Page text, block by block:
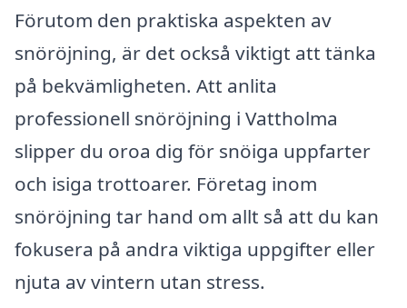
Förutom den praktiska aspekten av
snöröjning, är det också viktigt att tänka
på bekvämligheten. Att anlita
professionell snöröjning i Vattholma
slipper du oroa dig för snöiga uppfarter
och isiga trottoarer. Företag inom
snöröjning tar hand om allt så att du kan
fokusera på andra viktiga uppgifter eller
njuta av vintern utan stress.